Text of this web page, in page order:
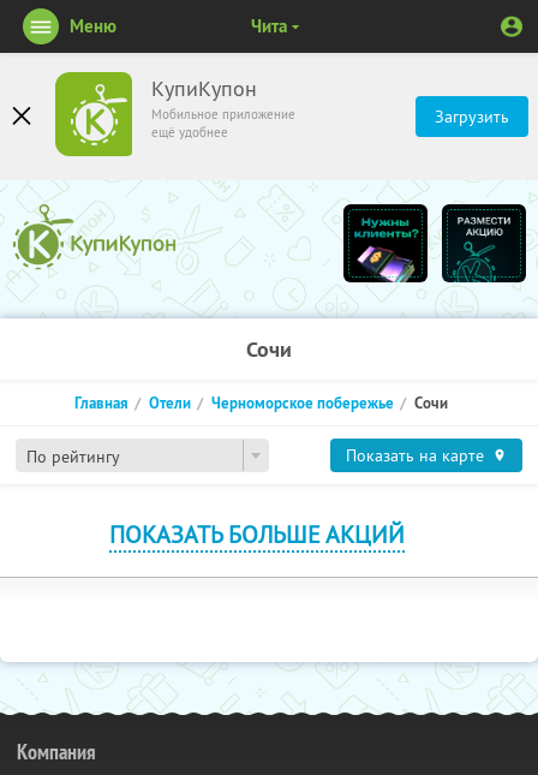
КупиКупон
Мобильное приложение
ещё удобнее
Загрузить
Меню Чита
Сочи
По рейтингу
Главная Отели Черноморское побережье Сочи
Показать на карте
ПОКАЗАТЬ БОЛЬШЕ АКЦИЙ
Компания